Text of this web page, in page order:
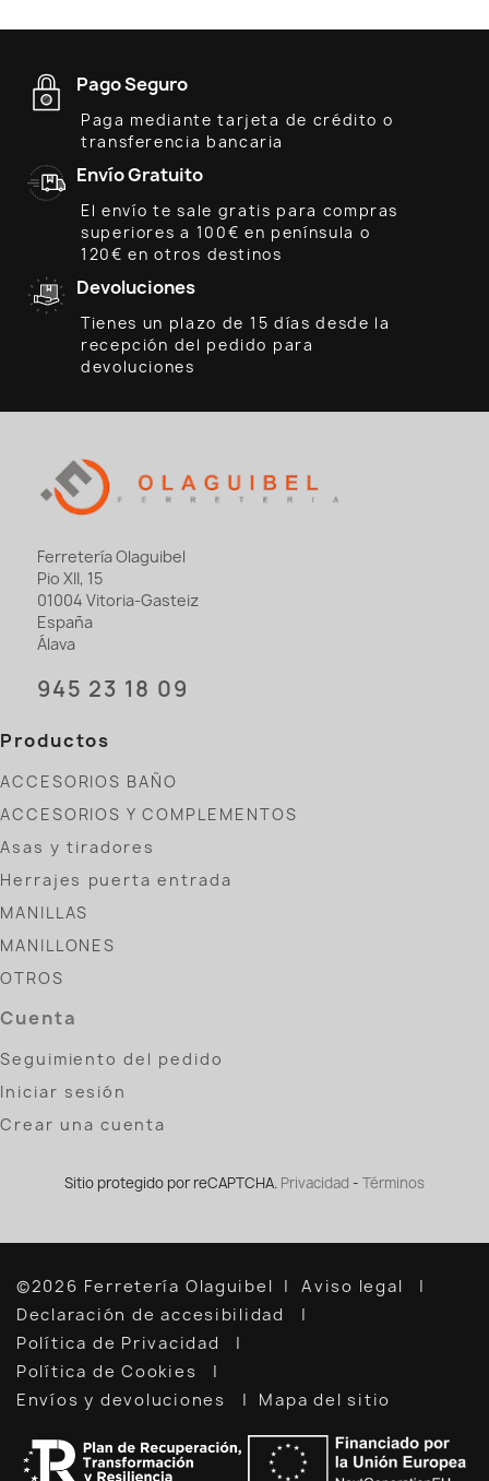
Pago Seguro
Paga mediante tarjeta de crédito o
transferencia bancaria
Envío Gratuito
El envío te sale gratis para compras
superiores a 100€ en península o
120€ en otros destinos
Devoluciones
Tienes un plazo de 15 días desde la
recepción del pedido para
devoluciones
Ferretería Olaguibel
Pio XII, 15
01004 Vitoria-Gasteiz
España
Álava
945 23 18 09
Productos
ACCESORIOS BAÑO
ACCESORIOS Y COMPLEMENTOS
Asas y tiradores
Herrajes puerta entrada
MANILLAS
MANILLONES
OTROS
Cuenta
Seguimiento del pedido
Iniciar sesión
Crear una cuenta
Sitio protegido por reCAPTCHA. Privacidad - Términos
©2026 Ferretería Olaguibel
Aviso legal
Declaración de accesibilidad
Política de Privacidad
Política de Cookies
Envíos y devoluciones
Mapa del sitio